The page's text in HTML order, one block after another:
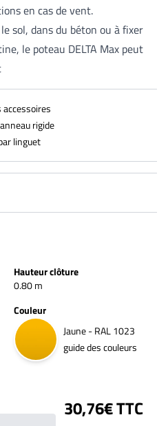
en cas de vent.
sol, dans du béton ou à fixer
le poteau DELTA Max peut
rigide
linguet
Hauteur clôture
0.80 m
Couleur
Jaune - RAL 1023
guide des couleurs
30,76€ TTC